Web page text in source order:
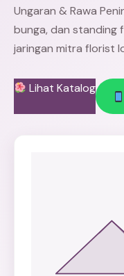
Ungaran & Rawa
bunga, dan standing
jaringan mitra florist
Lihat Katalog